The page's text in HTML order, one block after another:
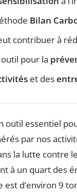
Bilan
contribuer à
pour la
et des
outil essentiel
par nos
la lutte contre le
à un quart des
d’environ 9